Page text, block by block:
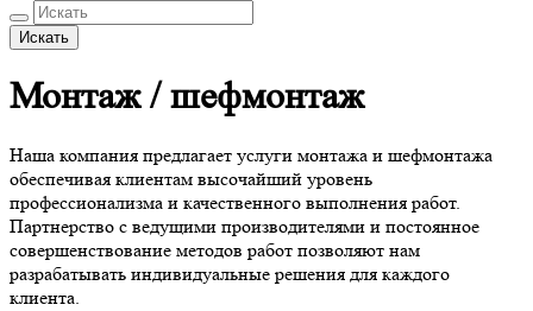
Искать
Монтаж / шефмонтаж
Наша компания предлагает услуги монтажа и шефмонтажа
обеспечивая клиентам высочайший уровень
профессионализма и качественного выполнения работ.
Партнерство с ведущими производителями и постоянное
совершенствование методов работ позволяют нам
разрабатывать индивидуальные решения для каждого
клиента.